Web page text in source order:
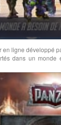
en ligne développé
dans un